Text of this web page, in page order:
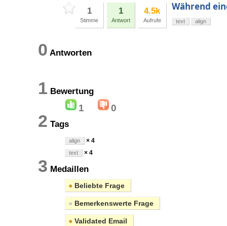
1
Stimme
1
Antwort
4.5k
Aufrufe
Während
text align
0 Antworten
1 Bewertung
1 0
2 Tags
align × 4
text × 4
3 Medaillen
● Beliebte Frage
● Bemerkenswerte Frage
● Validated Email